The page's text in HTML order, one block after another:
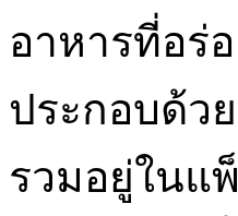
อาหารที่อร่
ประกอบด้ว
รวมอยู่ในแ